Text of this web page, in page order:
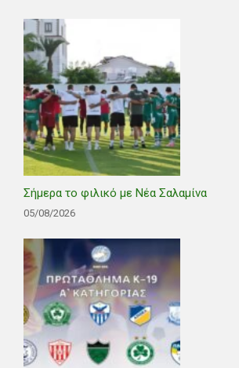
Σήμερα το φιλικό με Νέα Σαλαμίνα
05/08/2026